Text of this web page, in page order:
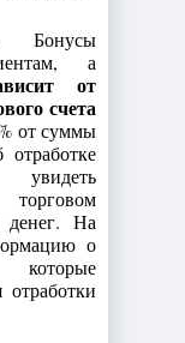
Бонусы
а
от
счета
от суммы
денег. На
о